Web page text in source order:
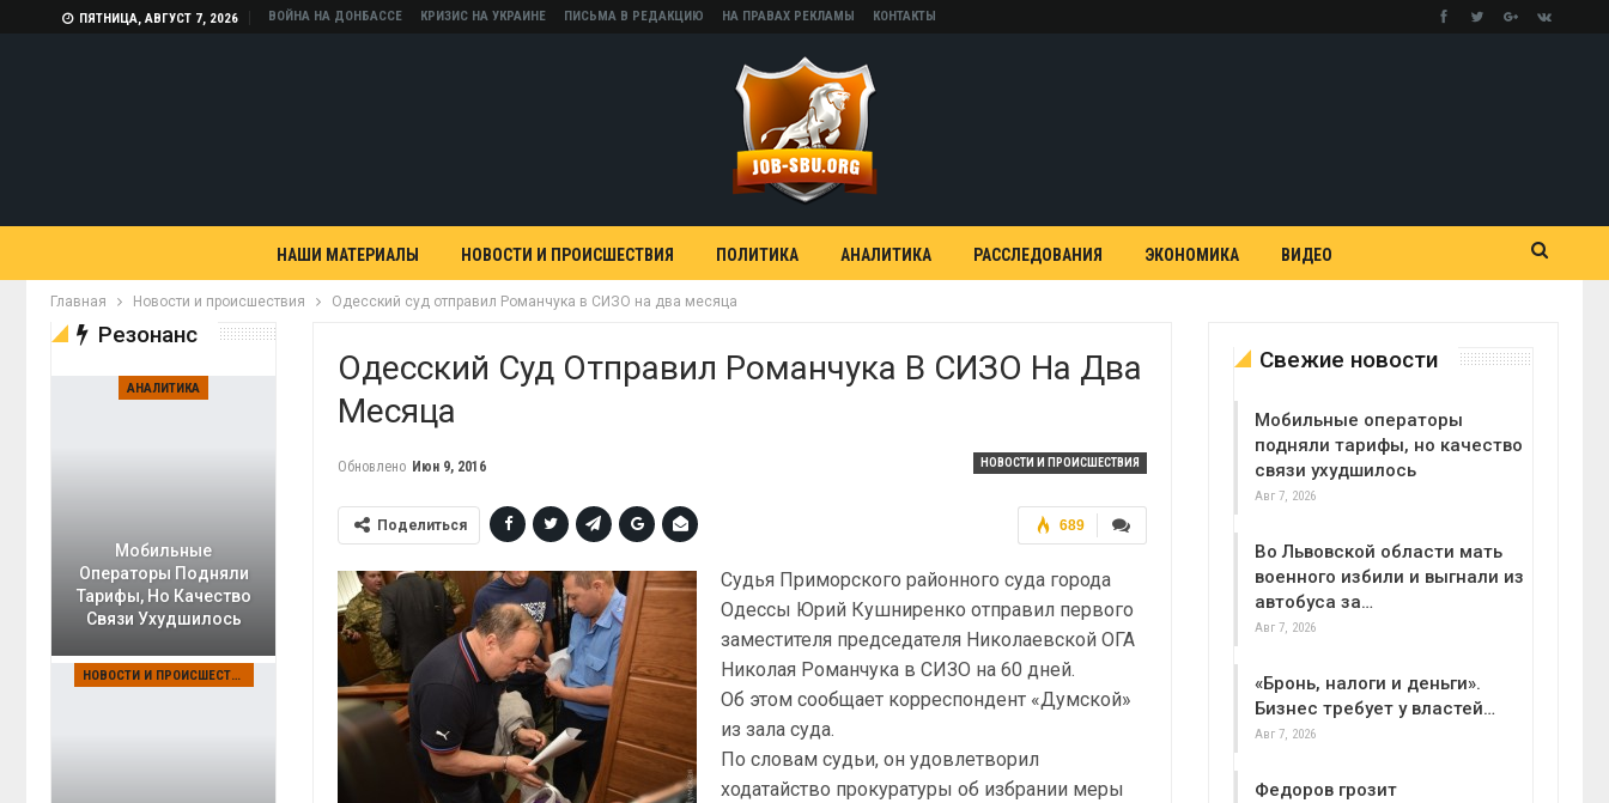
ПЯТНИЦА, АВГУСТ 7, 2026 ВОЙНА НА ДОНБАССЕ КРИЗИС НА УКРАИНЕ ПИСЬМА В РЕДАКЦИЮ НА ПРАВАХ РЕКЛАМЫ КОНТАКТЫ
НАШИ МАТЕРИАЛЫ НОВОСТИ И ПРОИСШЕСТВИЯ ПОЛИТИКА АНАЛИТИКА РАССЛЕДОВАНИЯ ЭКОНОМИКА ВИДЕО
Главная Новости и происшествия Одесский суд отправил Романчука в СИЗО на два месяца
Одесский Суд Отправил Романчука В СИЗО На Два
Месяца
НОВОСТИ И ПРОИСШЕСТВИЯ
Обновлено Июн 9, 2016
689
Поделиться
Судья Приморского районного суда города
Одессы Юрий Кушниренко отправил первого
заместителя председателя Николаевской ОГА
Николая Романчука в СИЗО на 60 дней.
Об этом сообщает корреспондент «Думской»
из зала суда.
По словам судьи, он удовлетворил
ходатайство прокуратуры об избрании меры
Свежие новости
Мобильные операторы
подняли тарифы, но качество
связи ухудшилось
Авг 7, 2026
Во Львовской области мать
военного избили и выгнали из
автобуса за…
Авг 7, 2026
«Бронь, налоги и деньги».
Бизнес требует у властей…
Авг 7, 2026
Федоров грозит
Резонанс
АНАЛИТИКА
Мобильные
Операторы Подняли
Тарифы, Но Качество
Связи Ухудшилось
НОВОСТИ И ПРОИСШЕСТВИЯ